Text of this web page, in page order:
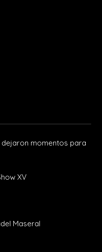
XVI nos dejaron
dejaron momentos para
XV
Maseral